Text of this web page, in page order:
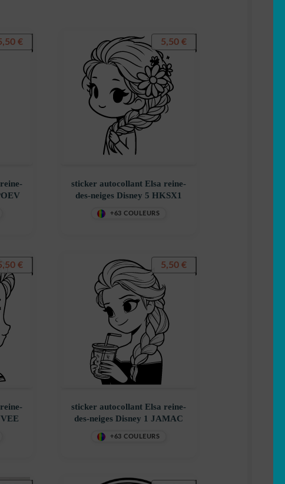
€
sticker autocollant Elsa reine-
des-neiges Disney 5 HKSX1
+63 COULEURS
5,50 €
€
sticker autocollant Elsa reine-
des-neiges Disney 1 JAMAC
+63 COULEURS
5,50 €